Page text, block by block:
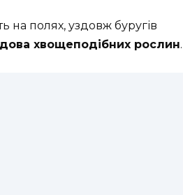
на полях, уздовж буругів
хвощеподібних рослин.